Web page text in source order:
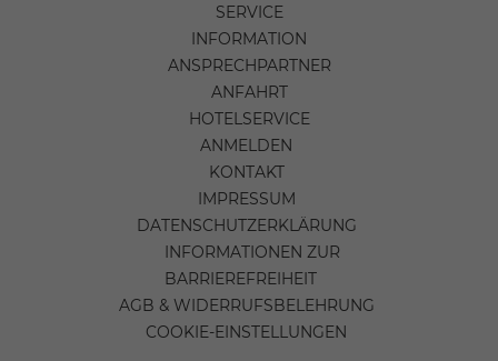
SERVICE
INFORMATION
ANSPRECHPARTNER
ANFAHRT
HOTELSERVICE
ANMELDEN
KONTAKT
IMPRESSUM
DATENSCHUTZERKLÄRUNG
INFORMATIONEN ZUR
BARRIEREFREIHEIT
AGB & WIDERRUFSBELEHRUNG
COOKIE-EINSTELLUNGEN